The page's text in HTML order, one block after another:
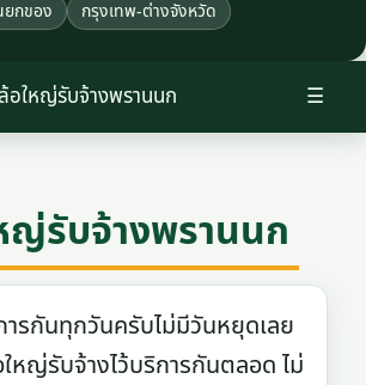
กของ กรุงเทพ-ต่างจังหวัด
☰
อใหญ่รับจ้างพรานนก
ญ่รับจ้างพรานนก
รกันทุกวันครับไม่มีวันหยุดเลย
ใหญ่รับจ้างไว้บริการกันตลอด ไม่